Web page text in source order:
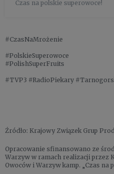
Weronika i Karol
Czas na polskie superowoce!
#CzasNaMrożenie
#PolskieSuperowoce
#PolishSuperFruits
#TVP3 #RadioPiekary
Źródło: Krajowy Związek Grup
Opracowanie sfinansowano ze
Warzyw w ramach realizacji przez
Owoców i Warzyw kamp. „Czas na